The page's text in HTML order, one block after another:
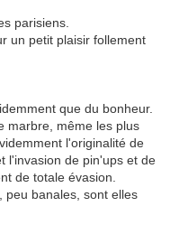
parisiens.
un petit plaisir follement
que du bonheur.
marbre, même les plus
l'originalité de
l'invasion de pin'ups et de
de totale évasion.
peu banales, sont elles